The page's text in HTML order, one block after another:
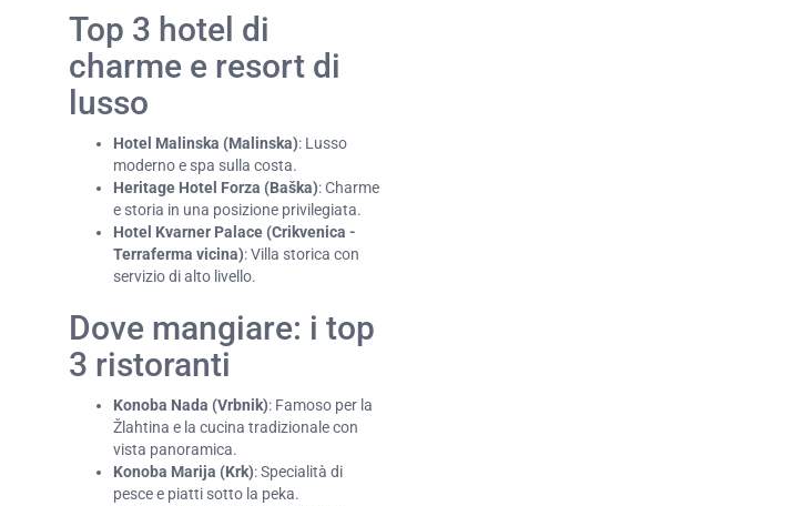
Top 3 hotel di
charme e resort di
lusso
Hotel Malinska (Malinska): Lusso
moderno e spa sulla costa.
Heritage Hotel Forza (Baška): Charme
e storia in una posizione privilegiata.
Hotel Kvarner Palace (Crikvenica -
Terraferma vicina): Villa storica con
servizio di alto livello.
Dove mangiare: i top
3 ristoranti
Konoba Nada (Vrbnik): Famoso per la
Žlahtina e la cucina tradizionale con
vista panoramica.
Konoba Marija (Krk): Specialità di
pesce e piatti sotto la peka.